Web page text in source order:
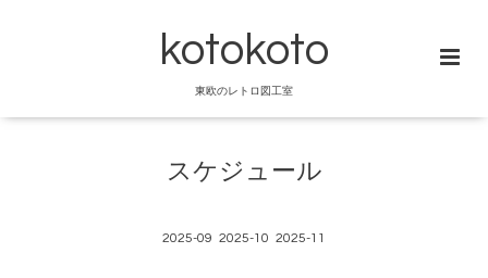
kotokoto
東欧のレトロ図工室
スケジュール
2025-09 2025-10 2025-11